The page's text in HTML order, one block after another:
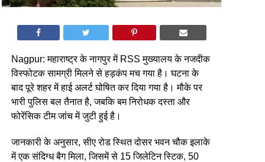
Nagpur: महाराष्ट्र के नागपुर में RSS मुख्यालय के नजदीक
विस्फोटक सामग्री मिलने से हड़कंप मच गया है। घटना के
बाद पूरे शहर में हाई अलर्ट घोषित कर दिया गया है। मौके पर
भारी पुलिस बल तैनात है, जबकि बम निरोधक दस्ता और
फोरेंसिक टीम जांच में जुटी हुई है।
जानकारी के अनुसार, सीए रोड स्थित दोसर भवन चौक इलाके
में एक संदिग्ध बैग मिला, जिसमें से 15 जिलेटिन स्टिक, 50